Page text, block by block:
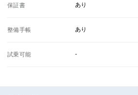
保証書 あり
整備手帳 あり
試乗可能 -